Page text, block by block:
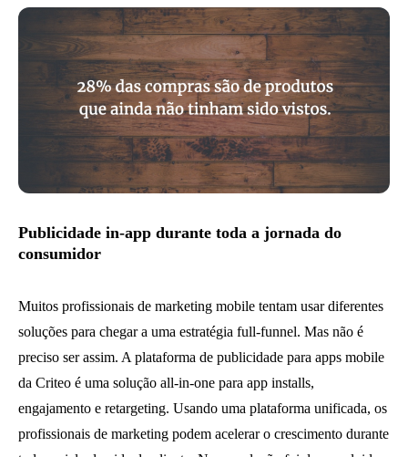
Publicidade in-app durante toda a jornada do
consumidor
Muitos profissionais de marketing mobile tentam usar diferentes
soluções para chegar a uma estratégia full-funnel. Mas não é
preciso ser assim. A plataforma de publicidade para apps mobile
da Criteo é uma solução all-in-one para app installs,
engajamento e retargeting. Usando uma plataforma unificada, os
profissionais de marketing podem acelerar o crescimento durante